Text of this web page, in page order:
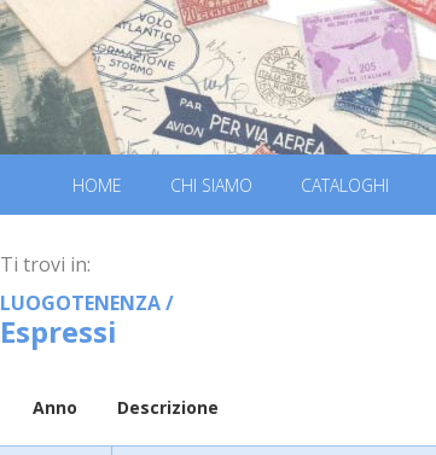
HOME CHI SIAMO CATALOGHI
Ti trovi in:
LUOGOTENENZA/
Espressi
Anno Descrizione